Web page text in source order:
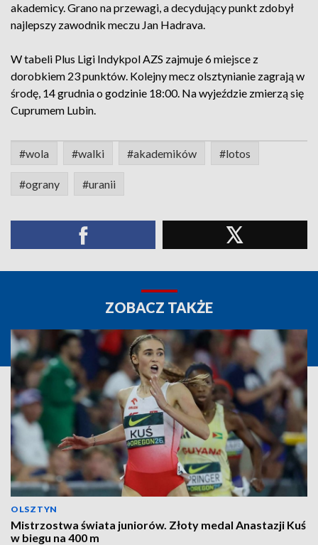
akademicy. Grano na przewagi, a decydujący punkt zdobył
najlepszy zawodnik meczu Jan Hadrava.
W tabeli Plus Ligi Indykpol AZS zajmuje 6 miejsce z
dorobkiem 23 punktów. Kolejny mecz olsztynianie zagrają w
środę, 14 grudnia o godzinie 18:00. Na wyjeździe zmierzą się
Cuprumem Lubin.
#wola #walki #akademików #lotos
#ograny #uranii
ZOBACZ TAKŻE
OLSZTYN
Mistrzostwa świata juniorów. Złoty medal Anastazji Kuś
w biegu na 400 m